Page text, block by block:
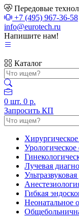
Передовые
+7 (495) 967-36-58
info@eurotech.ru
Напишите нам!
Каталог
0 шт. 0 р.
Запросить КП
Лучевая
Гибкая
Неонатальное